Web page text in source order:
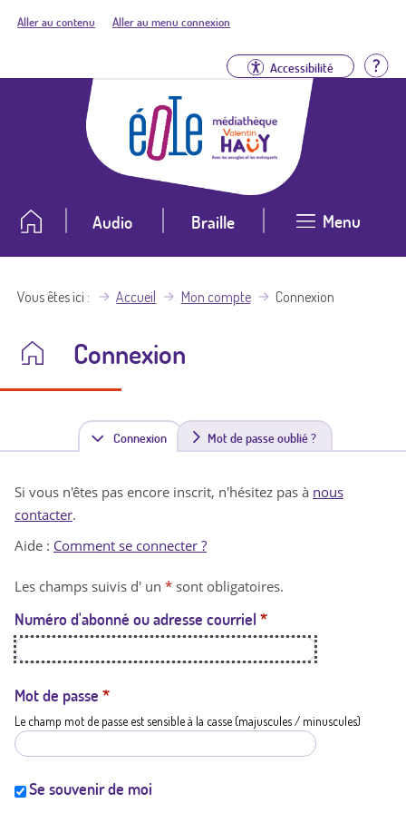
Aller au contenu Aller au menu connexion
Accessibilité
Audio Braille Menu
Vous êtes ici Accueil Mon compte Connexion
Connexion
Connexion(
n
t
a
t
i
Mot de passe oublié ?
Si vous n'êtes pas encore inscrit, n'hésitez pas à nous
contacter.
Aide : Comment se connecter ?
Les champs suivis d' un * sont obligatoires.
Numéro d'abonné ou adresse courriel *
Mot de passe *
Le champ mot de passe est sensible à la casse (majuscules / minuscules)
Se souvenir de moi